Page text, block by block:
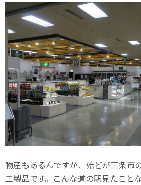
物産もあるんですが、殆どが三条市
工製品です。こんな道の駅見たこと